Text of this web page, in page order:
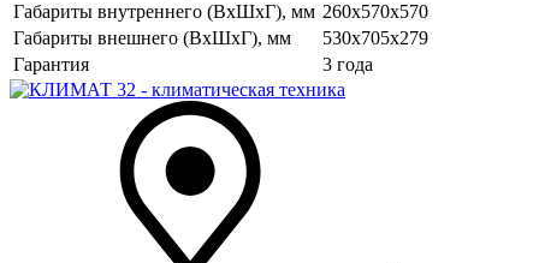
Габариты внутреннего (ВхШхГ), мм 260х570х570
Габариты внешнего (ВхШхГ), мм
530x705x279
Гарантия
3 года